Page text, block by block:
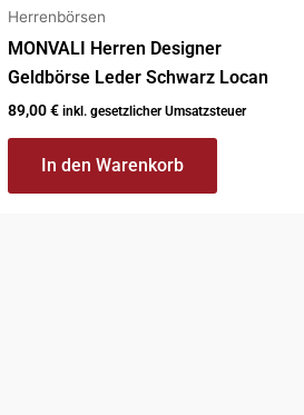
Herrenbörsen
MONVALI Herren Designer
Geldbörse Leder Schwarz Locan
89,00€ inkl. gesetzlicher Umsatzsteuer
In den Warenkorb